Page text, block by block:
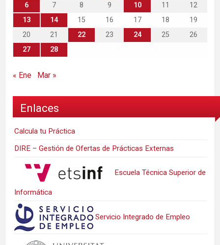
6
7 8 9 10 11
12
13
14 15 16 17 18
19
20
21 22 23 24 25
26
27
28
« Ene Mar »
Enlaces
Calcula tu Práctica
DIRE – Gestión de Ofertas de Prácticas Externas
Escuela Técnica Superior de
Informática
Servicio Integrado de Empleo